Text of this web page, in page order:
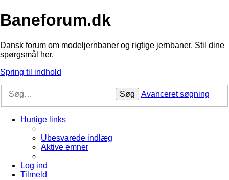
Baneforum.dk
Dansk forum om modeljernbaner og rigtige jernbaner. Stil dine
spørgsmål her.
Spring til indhold
Søg Avanceret søgning
Hurtige links
Ubesvarede indlæg
Aktive emner
Log ind
Tilmeld